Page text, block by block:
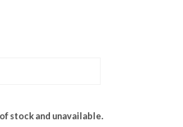
stock and unavailable.